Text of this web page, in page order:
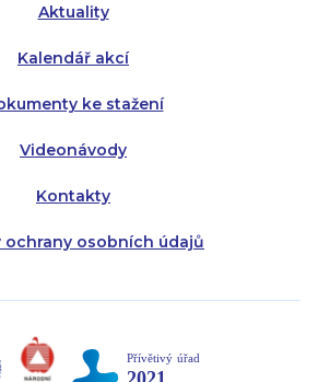
Aktuality
Kalendář akcí
ke stažení
Videonávody
Kontakty
ochrany osobních údajů